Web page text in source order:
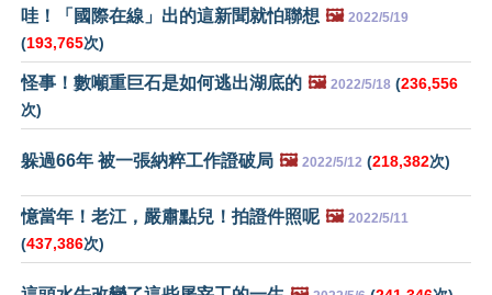
哇！「國際在線」出的這新聞就怕聯想 🖼️ 2022/5/19
(193,765次)
怪事！數噸重巨石是如何逃出湖底的 🖼️ 2022/5/18 (236,556
次)
躲過66年 被一張納粹工作證破局 🖼️ 2022/5/12 (218,382次)
憶當年！老江，嚴肅點兒！拍證件照呢 🖼️ 2022/5/11
(437,386次)